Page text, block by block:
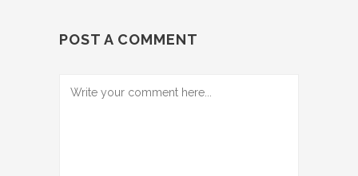
POST A COMMENT